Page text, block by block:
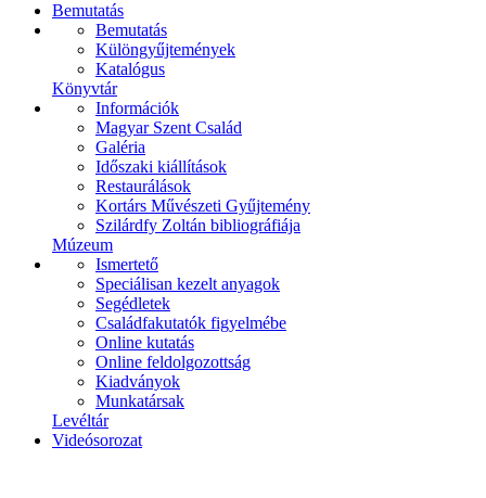
Bemutatás
Bemutatás
Különgyűjtemények
Katalógus
Könyvtár
Információk
Magyar Szent Család
Galéria
Időszaki kiállítások
Restaurálások
Kortárs Művészeti Gyűjtemény
Szilárdfy Zoltán bibliográfiája
Múzeum
Ismertető
Speciálisan kezelt anyagok
Segédletek
Családfakutatók figyelmébe
Online kutatás
Online feldolgozottság
Kiadványok
Munkatársak
Levéltár
Videósorozat